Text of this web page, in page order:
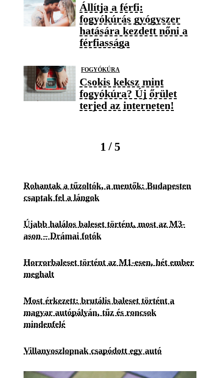
Állítja a férfi:
fogyókúrás gyógyszer
hatására kezdett nőni a
férfiassága
FOGYÓKÚRA
Csokis keksz mint
fogyókúra? Új őrület
terjed az interneten!
1 / 5
Rohantak a tűzoltók, a mentők: Budapesten
csaptak fel a lángok
Újabb halálos baleset történt, most az M3-
ason – Drámai fotók
Horrorbaleset történt az M1-esen, hét ember
meghalt
Most érkezett: brutális baleset történt a
magyar autópályán, tűz és roncsok
mindenfelé
Villanyoszlopnak csapódott egy autó